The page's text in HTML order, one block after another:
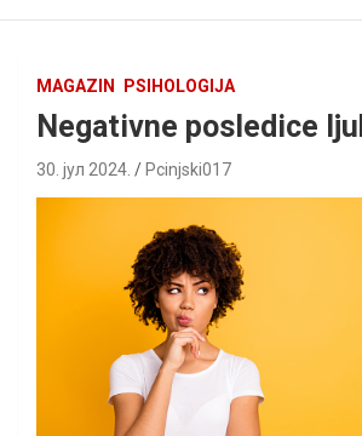
MAGAZIN PSIHOLOGIJA
Negativne posledice
30. јул 2024. Pcinjski017